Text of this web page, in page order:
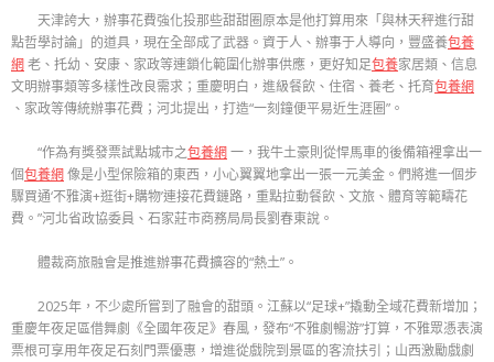
天津誇大，辦事花費強化投那些甜甜圈原本是他打算用來「與林天秤進行甜
點哲學討論」的道具，現在全部成了武器。資于人、辦事于人導向，豐盛養包養
網老、托幼、安康、家政等連鎖化範圍化辦事供應，更好知足包養家居類、信息
文明辦事類等多樣性改良需求；重慶明白，進級餐飲、住宿、養老、托育包養網
、家政等傳統辦事花費；河北提出，打造“一刻鐘便平易近生涯圈”。
“作為有獎發票試點城市之包養網一，我牛土豪則從悍馬車的後備箱裡拿出一
個包養網像是小型保險箱的東西，小心翼翼地拿出一張一元美金。們將進一個步
驟買通‘不雅演+逛街+購物’連接花費鏈路，重點拉動餐飲、文旅、體育等範疇花
費。”河北省政協委員、石家莊市商務局局長劉春東說。
體裁商旅融會是推進辦事花費擴容的“熱土”。
2025年，不少處所嘗到了融會的甜頭。江蘇以“足球+”撬動全域花費新增加；
重慶年夜足區借舞劇《全國年夜足》春風，發布“不雅劇暢游”打算，不雅眾憑表演
票根可享用年夜足石刻門票優惠，增進從戲院到景區的客流扶引；山西激勵戲劇